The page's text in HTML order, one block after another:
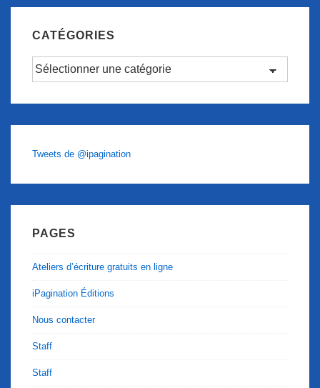
CATÉGORIES
Catégories
Tweets de @ipagination
PAGES
Ateliers d’écriture gratuits en ligne
iPagination Éditions
Nous contacter
Staff
Staff